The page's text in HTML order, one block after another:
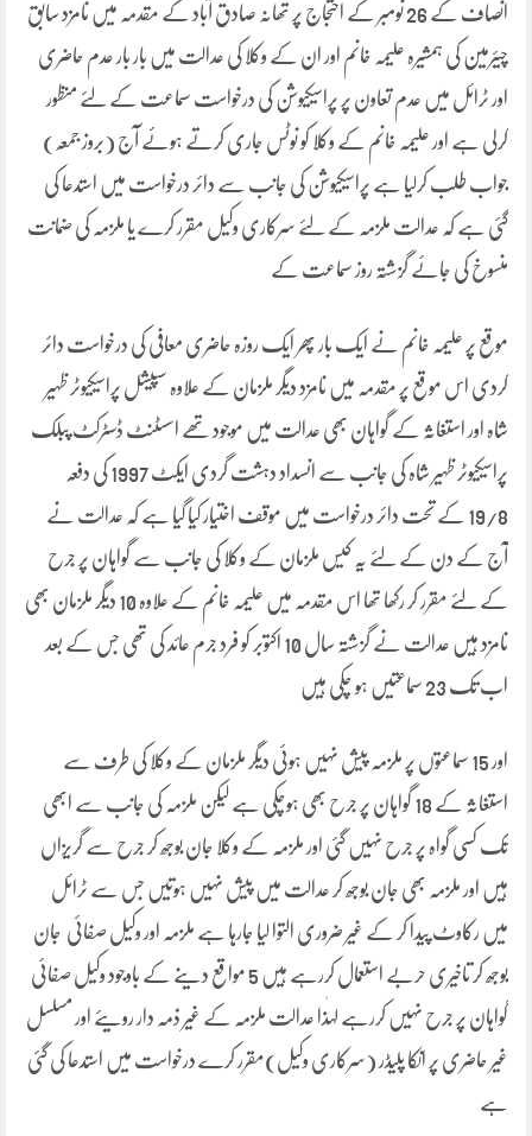
انصاف کے 26 نومبر کے احتجاج پر تھانہ صادق آباد کے مقدمہ میں نامزد سابق
چیئرمین کی ہمشیرہ علیمہ خانم اور ان کے وکلا کی عدالت میں بار بار عدم حاضری
اور ٹرائل میں عدم تعاون پر پراسیکیوشن کی درخواست سماعت کے لئے منظور
کرلی ہے اور علیمہ خانم کے وکلا کو نوٹس جاری کرتے ہوئے آج (بروز جمعہ)
جواب طلب کرلیا ہے پراسیکیوشن کی جانب سے دائر درخواست میں استدعا کی
گئی ہے کہ عدالت ملزمہ کے لئے سرکاری وکیل مقرر کرے یا ملزمہ کی ضمانت
منسوخ کی جائے گزشتہ روز سماعت کے
موقع پر علیمہ خانم نے ایک بار پھر ایک روزہ حاضری معافی کی درخواست دائر
کردی اس موقع پر مقدمہ میں نامزد دیگر ملزمان کے علاوہ سپیشل پراسیکیوٹر ظہیر
شاہ اور استغاثہ کے گواہان بھی عدالت میں موجود تھے اسسٹنٹ ڈسٹرکٹ پبلک
پراسیکیوٹر ظہیر شاہ کی جانب سے انسداد دہشت گردی ایکٹ 1997 کی دفعہ
19/8 کے تحت دائر درخواست میں موقف اختیار کیا گیا ہے کہ عدالت نے
آج کے دن کے لئے یہ کیس ملزمان کے وکلا کی جانب سے گواہان پر جرح
کے لئے مقرر کر رکھا تھا اس مقدمہ میں علیمہ خانم کے علاوہ 10 دیگر ملزمان بھی
نامزد ہیں عدالت نے گزشتہ سال 10 اکتوبر کو فرد جرم عائد کی تھی جس کے بعد
اب تک 23 سماعتیں ہو چکی ہیں
اور 15 سماعتوں پر ملزمہ پیش نہیں ہوئی دیگر ملزمان کے وکلا کی طرف سے
استغاثہ کے 18 گواہان پر جرح بھی ہوچکی ہے لیکن ملزمہ کی جانب سے ابھی
تک کسی گواہ پر جرح نہیں گئی اور ملزمہ کے وکلا جان بوجھ کر جرح سے گریزاں
ہیں اور ملزمہ بھی جان بوجھ کر عدالت میں پیش نہیں ہوتیں جس سے ٹرائل
میں رکاوٹ پیدا کر کے غیر ضروری التوا لیا جارہا ہے ملزمہ اور وکیل صفائی جان
بوجھ کر تاخیری حربے استعمال کررہے ہیں 5 مواقع دینے کے باوجود وکیل صفائی
گواہان پر جرح نہیں کررہے لہٰذا عدالت ملزمہ کے غیر ذمہ دار رویئے اور مسلسل
غیر حاضری پر انکا پلیڈر (سرکاری وکیل)مقرر کرے درخواست میں استدعا کی گئی
ہے